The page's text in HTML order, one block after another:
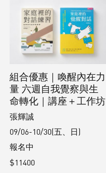
組合優惠｜喚醒內在力
量 六週自我覺察與生
命轉化｜講座＋工作坊
張輝誠
09/06-10/30(五、日)
報名中
$11400